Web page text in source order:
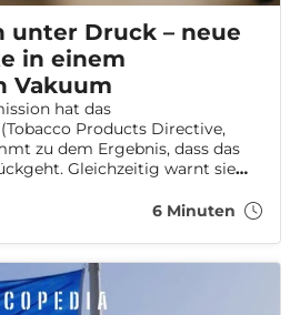
unter Druck – neue
in einem
Vakuum
hat das
Products Directive,
zu dem Ergebnis, dass das
Gleichzeitig warnt sie
gilt als Ausgangspunkt
Markt, Konsumenten und die
könnte.
6 Minuten